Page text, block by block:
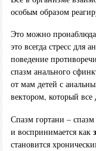
особым образом
Это можно
это всегда стресс для
поведение
спазм анального
от мам детей с
вектором, который все
Спазм гортани –
и воспринимается как
становится